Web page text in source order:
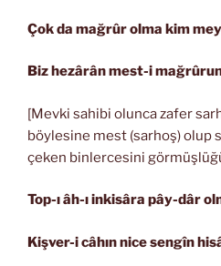
Çok da mağrûr olma kim
Biz hezârân mest-i
[Mevki sahibi olunca zafer
böylesine mest (sarhoş) olup
çeken binlercesini
Top-ı âh-ı inkisâra pây-dâr
Kişver-i câhın nice sengîn